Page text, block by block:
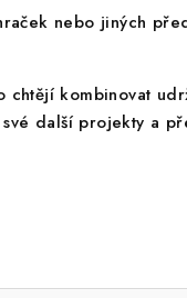
nebo jiných
kombinovat
další projekty a